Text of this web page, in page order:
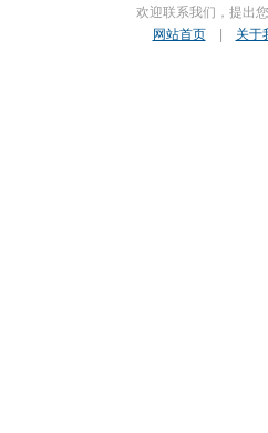
欢迎联系我们，提出
网站首页| 关于